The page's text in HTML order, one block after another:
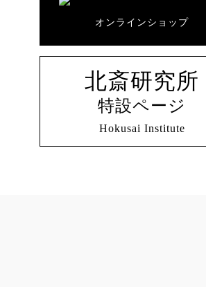
オンラインショップ
北斎研究所
特設ページ
Hokusai Institute